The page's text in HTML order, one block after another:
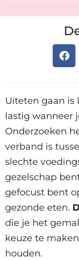
Uiteten gaan is
lastig wanneer
Onderzoeken
verband is
slechte
gezelschap
gefocust bent
gezonde eten.
die je het
keuze te
houden.